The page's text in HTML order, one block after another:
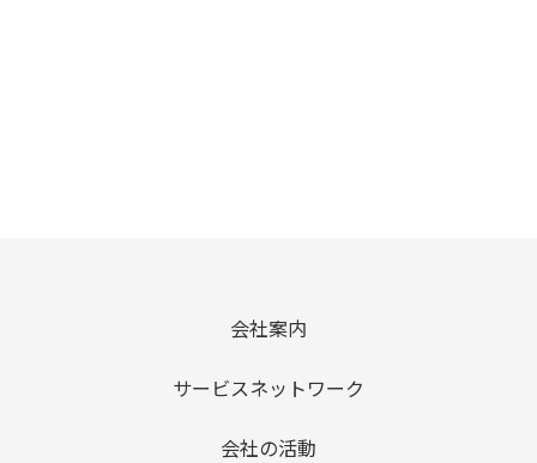
会社案内
サービスネットワーク
会社の活動